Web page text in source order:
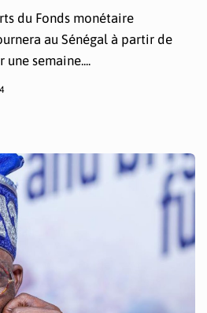
du Fonds monétaire
au Sénégal à partir de
semaine....